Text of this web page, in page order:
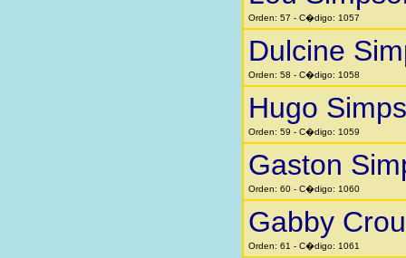
Orden: 57 - C�digo: 1057
Dulcine
Orden: 58 - C�digo: 1058
Hugo
Orden: 59 - C�digo: 1059
Gaston
Orden: 60 - C�digo: 1060
Gabby
Orden: 61 - C�digo: 1061